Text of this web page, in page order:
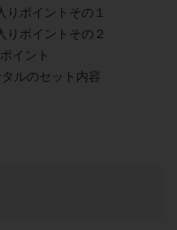
りポイントその１
りポイントその２
イント
ルのセット内容